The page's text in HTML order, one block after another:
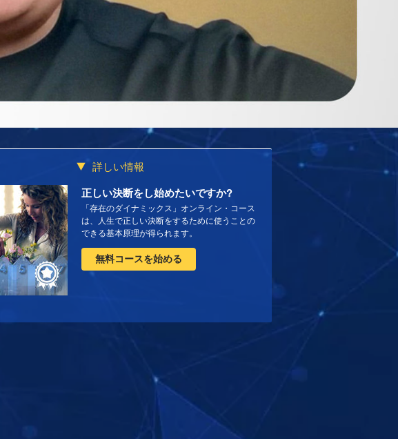
詳しい情報
正しい決断をし始めたいですか?
「存在のダイナミックス」オンライン・コース
は、人生で正しい決断をするために使うことの
できる基本原理が得られます。
無料コースを始める